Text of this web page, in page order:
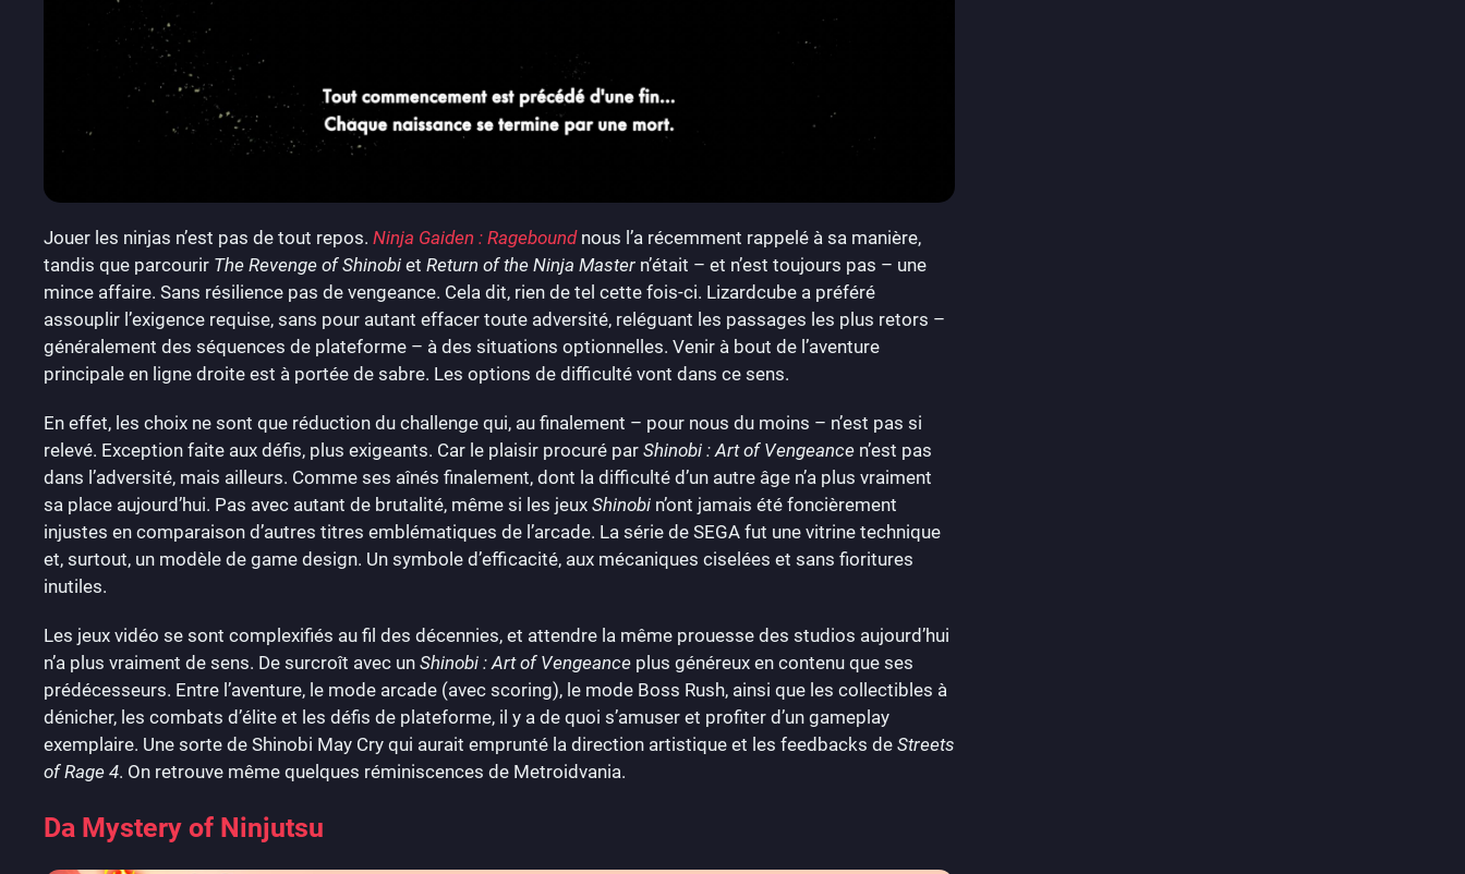
Jouer les ninjas n’est pas de tout repos. Ninja Gaiden : Rageboundnous l’a récemment rappelé à sa manière,
tandis que parcourir The Revenge of Shinobi et Return of the Ninja Master n’était – et n’est toujours pas – une
mince affaire. Sans résilience pas de vengeance. Cela dit, rien de tel cette fois-ci. Lizardcube a préféré
assouplir l’exigence requise, sans pour autant effacer toute adversité, reléguant les passages les plus retors –
généralement des séquences de plateforme – à des situations optionnelles. Venir à bout de l’aventure
principale en ligne droite est à portée de sabre. Les options de difficulté vont dans ce sens.
En effet, les choix ne sont que réduction du challenge qui, au finalement – pour nous du moins – n’est pas si
relevé. Exception faite aux défis, plus exigeants. Car le plaisir procuré par Shinobi : Art of Vengeance n’est pas
dans l’adversité, mais ailleurs. Comme ses aînés finalement, dont la difficulté d’un autre âge n’a plus vraiment
sa place aujourd’hui. Pas avec autant de brutalité, même si les jeux Shinobi n’ont jamais été foncièrement
injustes en comparaison d’autres titres emblématiques de l’arcade. La série de SEGA fut une vitrine technique
et, surtout, un modèle de game design. Un symbole d’efficacité, aux mécaniques ciselées et sans fioritures
inutiles.
Les jeux vidéo se sont complexifiés au fil des décennies, et attendre la même prouesse des studios aujourd’hui
n’a plus vraiment de sens. De surcroît avec un Shinobi : Art of Vengeance plus généreux en contenu que ses
prédécesseurs. Entre l’aventure, le mode arcade (avec scoring), le mode Boss Rush, ainsi que les collectibles à
dénicher, les combats d’élite et les défis de plateforme, il y a de quoi s’amuser et profiter d’un gameplay
exemplaire. Une sorte de Shinobi May Cry qui aurait emprunté la direction artistique et les feedbacks de Streets
of Rage 4. On retrouve même quelques réminiscences de Metroidvania.
Da Mystery of Ninjutsu